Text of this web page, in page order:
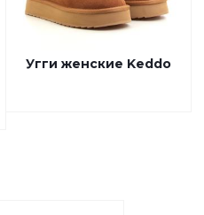
Угги женские Keddo